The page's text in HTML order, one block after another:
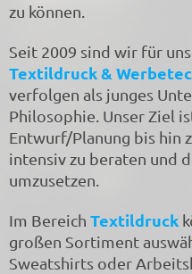
zu können.
Seit 2009 sind wir für
Textildruck &
verfolgen als junges
Philosophie. Unser Ziel
Entwurf/Planung bis hin
intensiv zu beraten und
umzusetzen.
Im Bereich Textildruck
großen Sortiment
Sweatshirts oder